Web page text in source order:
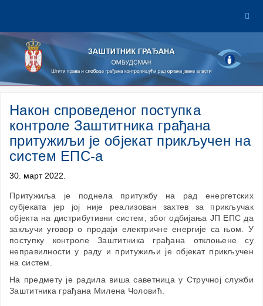
Након спроведеног поступка
контроле Заштитника грађана
притужиљи је објекат прикључен на
систем ЕПС-а
30. март 2022.
Притужиља је поднела притужбу на рад енергетских
субјеката јер јој није реализован захтев за прикључак
објекта на дистрибутивни систем, због одбијања ЈП ЕПС да
закључи уговор о продаји електричне енергије са њом. У
поступку контроле Заштитника грађана отклоњене су
неправилности у раду и притужиљи је објекат прикључен
на систем.
На предмету је радила виша саветница у Стручној служби
Заштитника грађана Милена Чоловић.